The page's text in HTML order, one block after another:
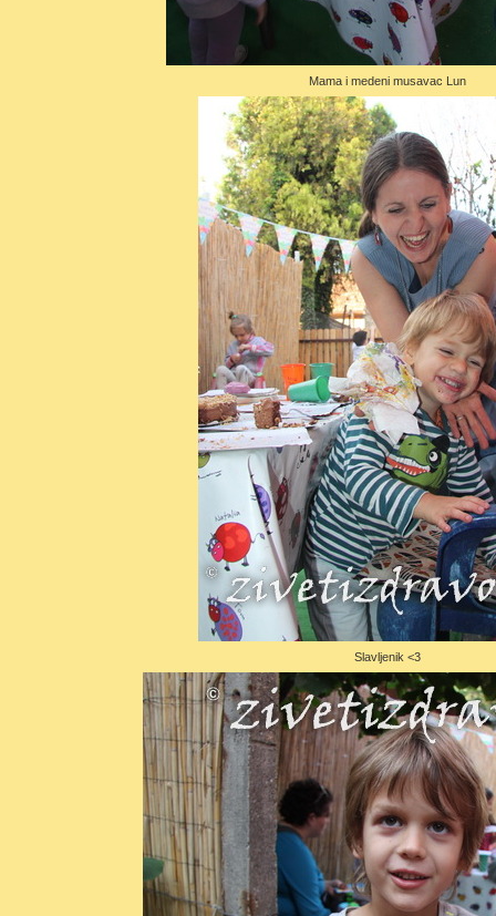
Mama i medeni musavac Lun
Slavljenik <3